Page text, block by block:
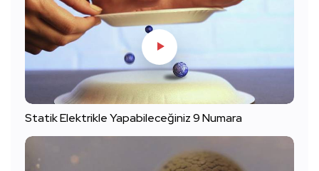
Statik Elektrikle Yapabileceğiniz 9 Numara